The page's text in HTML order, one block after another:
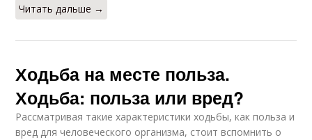
Читать дальше →
Ходьба на месте польза.
Ходьба: польза или вред?
Рассматривая такие характеристики ходьбы, как польза и
вред для человеческого организма, стоит вспомнить о